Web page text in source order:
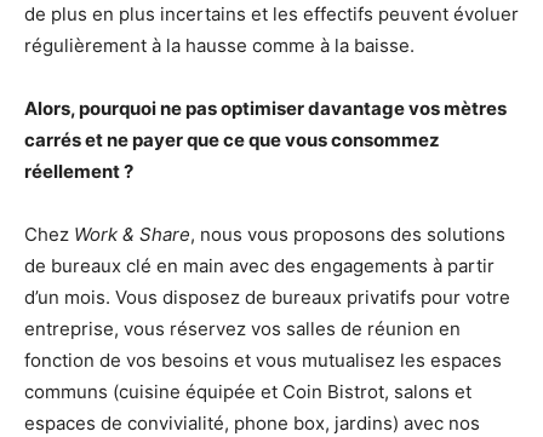
de plus en plus incertains et les effectifs peuvent évoluer
régulièrement à la hausse comme à la baisse.
Alors, pourquoi ne pas optimiser davantage vos mètres
carrés et ne payer que ce que vous consommez
réellement ?
Chez Work & Share, nous vous proposons des solutions
de bureaux clé en main avec des engagements à partir
d’un mois. Vous disposez de bureaux privatifs pour votre
entreprise, vous réservez vos salles de réunion en
fonction de vos besoins et vous mutualisez les espaces
communs (cuisine équipée et Coin Bistrot, salons et
espaces de convivialité, phone box, jardins) avec nos